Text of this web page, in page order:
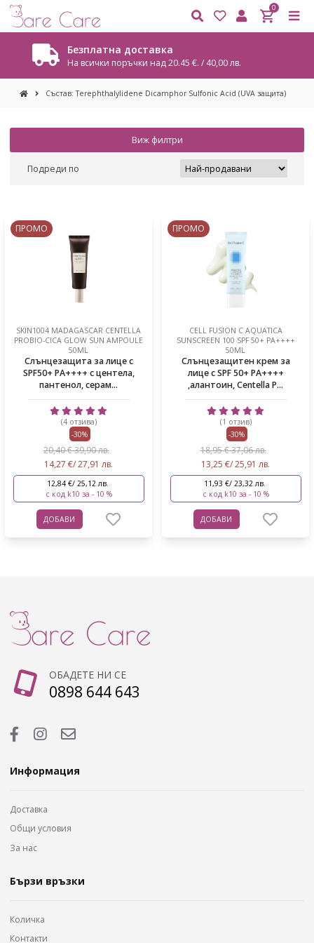
0
Безплатна доставка
На всички поръчки над 20.45 €. / 40,00 лв.
Състав: Terephthalylidene Dicamphor Sulfonic Acid (UVA защита)
Виж филтри
Подреди по
ПРОМО
SKIN1004 MADAGASCAR CENTELLA
PROBIO-CICA GLOW SUN AMPOULE
50ML
Слънцезащита за лице с
SPF50+ PA++++ с центела,
пантенол, серам...
(4 отзива)
-30%
20,40 € 39,90 лв.
14,27 €/ 27,91 лв.
12,84 €/ 25,12 лв.
с код k10 за - 10 %
ДОБАВИ
ПРОМО
CELL FUSION C AQUATICA
SUNSCREEN 100 SPF 50+ PA++++
50ML
Слънцезащитен крем за
лице с SPF 50+ PA++++
,алантоин, Centella P...
(1 отзив)
-30%
18,95 € 37,06 лв.
13,25 €/ 25,91 лв.
11,93 €/ 23,32 лв.
с код k10 за - 10 %
ДОБАВИ
ОБАДЕТЕ НИ СЕ
0898 644 643
Информация
Доставка
Общи условия
За нас
Бързи връзки
Количка
Контакти